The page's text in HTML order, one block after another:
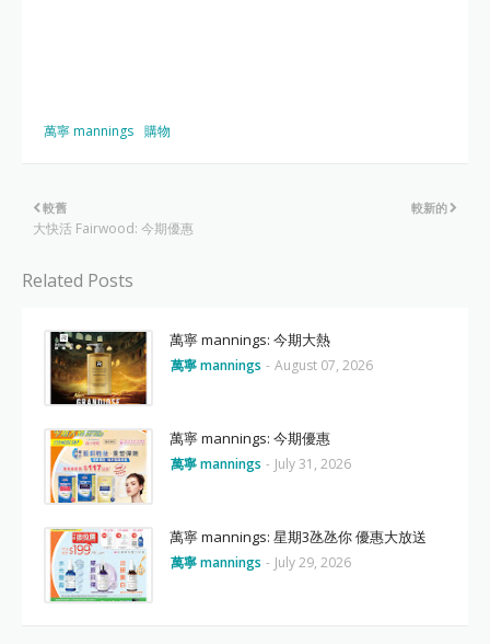
萬寧 mannings 購物
較新的
較舊
大快活 Fairwood: 今期優惠
Related Posts
萬寧 mannings: 今期大熱
萬寧 mannings - August 07, 2026
萬寧 mannings: 今期優惠
萬寧 mannings - July 31, 2026
萬寧 mannings: 星期3氹氹你 優惠大放送
萬寧 mannings - July 29, 2026